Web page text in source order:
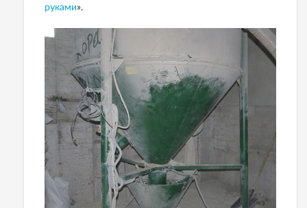
руками».